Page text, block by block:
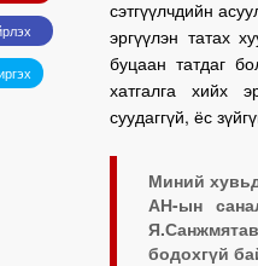
сэтгүүлчдийн
эргүүлэн татах
буцаан татдаг
хатгалга хийх
суудаггүй, ёс
Миний
АН-ын
бодохгүй